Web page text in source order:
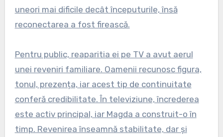
uneori mai dificile decât începuturile, însă
reconectarea a fost firească.
Pentru public, reaparitia ei pe TV a avut aerul
unei reveniri familiare. Oamenii recunosc figura,
tonul, prezența, iar acest tip de continuitate
conferă credibilitate. În televiziune, încrederea
este activ principal, iar Magda a construit-o în
timp. Revenirea înseamnă stabilitate, dar și